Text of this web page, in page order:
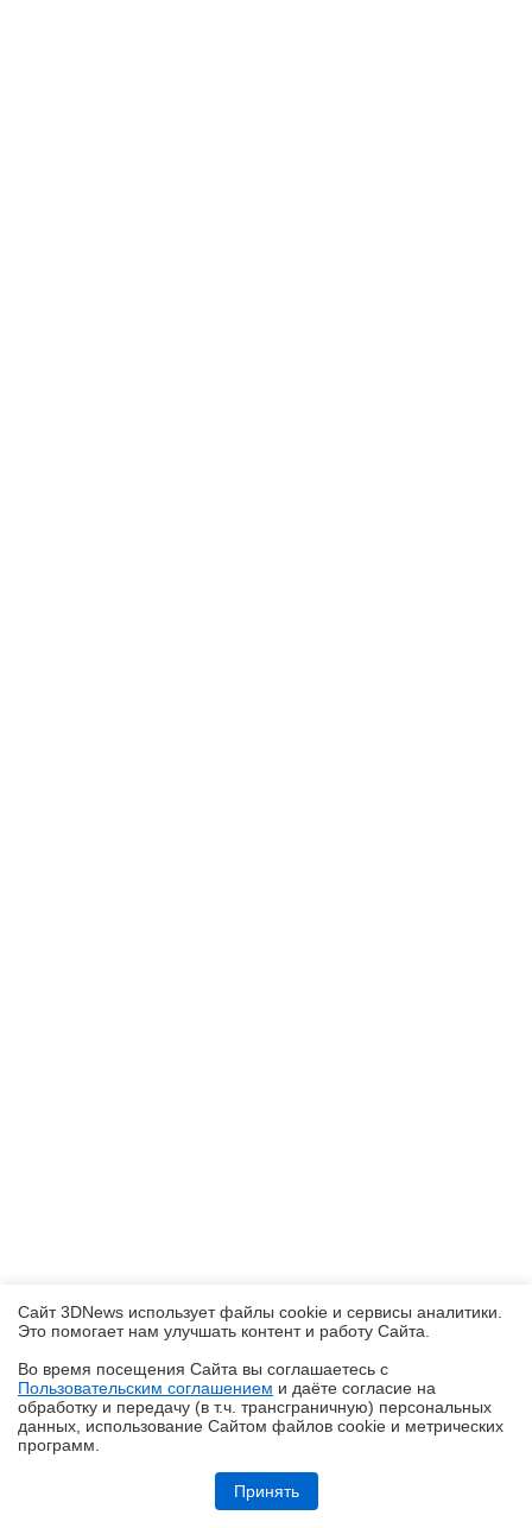
Обзор ноутбука ASUS Zenbook Duo UX8407A (UX8407AA-SN279X) с
Сайт 3DNews использует файлы cookie и сервисы аналитики.
Это помогает нам улучшать контент и работу Cайта.
Во время посещения Cайта вы соглашаетесь с
Пользовательским соглашением и даёте согласие на
обработку и передачу (в т.ч. трансграничную) персональных
данных, использование Cайтом файлов cookie и метрических
программ.
Принять